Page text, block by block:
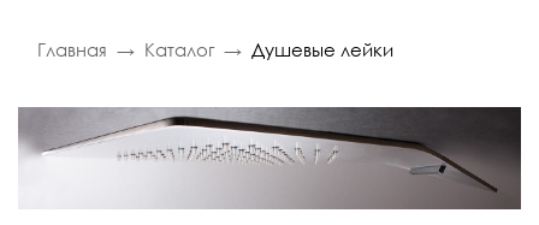
Главная Каталог Душевые лейки